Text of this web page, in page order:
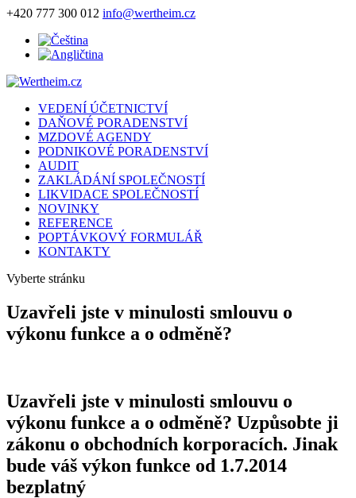
+420 777 300 012 info@wertheim.cz
VEDENÍ ÚČETNICTVÍ
DAŇOVÉ PORADENSTVÍ
MZDOVÉ AGENDY
PODNIKOVÉ PORADENSTVÍ
AUDIT
ZAKLÁDÁNÍ SPOLEČNOSTÍ
LIKVIDACE SPOLEČNOSTÍ
NOVINKY
REFERENCE
POPTÁVKOVÝ FORMULÁŘ
KONTAKTY
Vyberte stránku
Uzavřeli jste v minulosti smlouvu o
výkonu funkce a o odměně?
Uzavřeli jste v minulosti smlouvu o
výkonu funkce a o odměně? Uzpůsobte ji
zákonu o obchodních korporacích. Jinak
bude váš výkon funkce od 1.7.2014
bezplatný